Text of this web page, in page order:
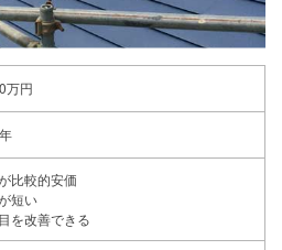
万円
比較的安価
短い
を改善できる